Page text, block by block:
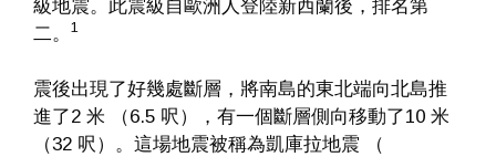
級地震。此震級自歐洲人登陸新西蘭後，排名第
二。
1
震後出現了好幾處斷層，將南島的東北端向北島推
進了2 米 （6.5 呎），有一個斷層側向移動了10 米
（32 呎）。這場地震被稱為凱庫拉地震 （